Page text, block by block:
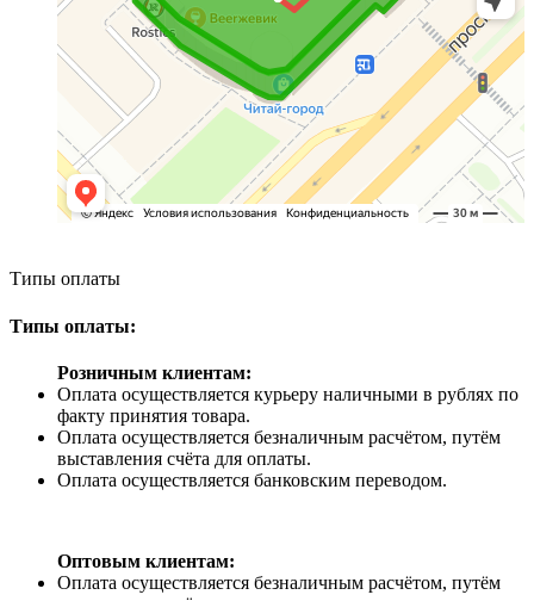
Типы оплаты
Типы оплаты:
Розничным клиентам:
Оплата осуществляется курьеру наличными в рублях по
факту принятия товара.
Оплата осуществляется безналичным расчётом, путём
выставления счёта для оплаты.
Оплата осуществляется банковским переводом.
Оптовым клиентам:
Оплата осуществляется безналичным расчётом, путём